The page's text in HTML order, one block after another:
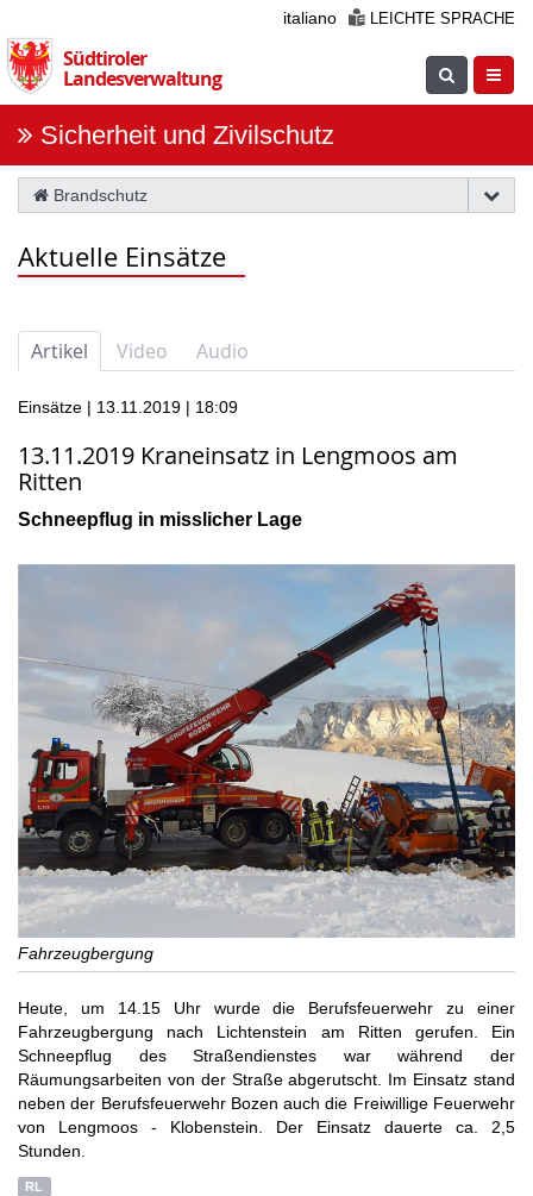
Sie
die
Navigation
italiano LEICHTE SPRACHE
Südtiroler
Landesverwaltung
Suche
Sicherheit und Zivilschutz
Brandschutz
Aktuelle Einsätze
Artikel Video Audio
Einsätze | 13.11.2019 | 18:09
13.11.2019 Kraneinsatz in Lengmoos am
Ritten
Schneepflug in misslicher Lage
Fahrzeugbergung
Heute, um 14.15 Uhr wurde die Berufsfeuerwehr zu einer
Fahrzeugbergung nach Lichtenstein am Ritten gerufen. Ein
Schneepflug des Straßendienstes war während der
Räumungsarbeiten von der Straße abgerutscht. Im Einsatz stand
neben der Berufsfeuerwehr Bozen auch die Freiwillige Feuerwehr
von Lengmoos - Klobenstein. Der Einsatz dauerte ca. 2,5
Stunden.
RL